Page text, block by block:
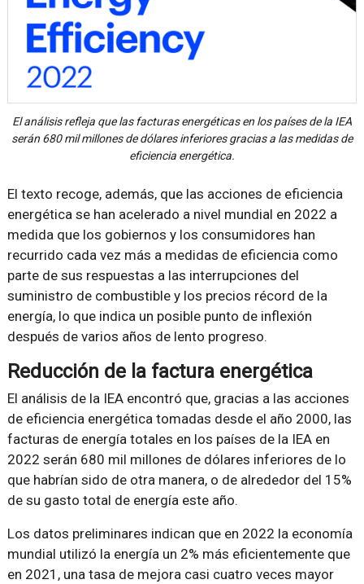
El análisis refleja que las facturas energéticas en los países de la IEA
serán 680 mil millones de dólares inferiores gracias a las medidas de
eficiencia energética.
El texto recoge, además, que las acciones de eficiencia
energética se han acelerado a nivel mundial en 2022 a
medida que los gobiernos y los consumidores han
recurrido cada vez más a medidas de eficiencia como
parte de sus respuestas a las interrupciones del
suministro de combustible y los precios récord de la
energía, lo que indica un posible punto de inflexión
después de varios años de lento progreso.
Reducción de la factura energética
El análisis de la IEA encontró que, gracias a las acciones
de eficiencia energética tomadas desde el año 2000, las
facturas de energía totales en los países de la IEA en
2022 serán 680 mil millones de dólares inferiores de lo
que habrían sido de otra manera, o de alrededor del 15%
de su gasto total de energía este año.
Los datos preliminares indican que en 2022 la economía
mundial utilizó la energía un 2% más eficientemente que
en 2021, una tasa de mejora casi cuatro veces mayor